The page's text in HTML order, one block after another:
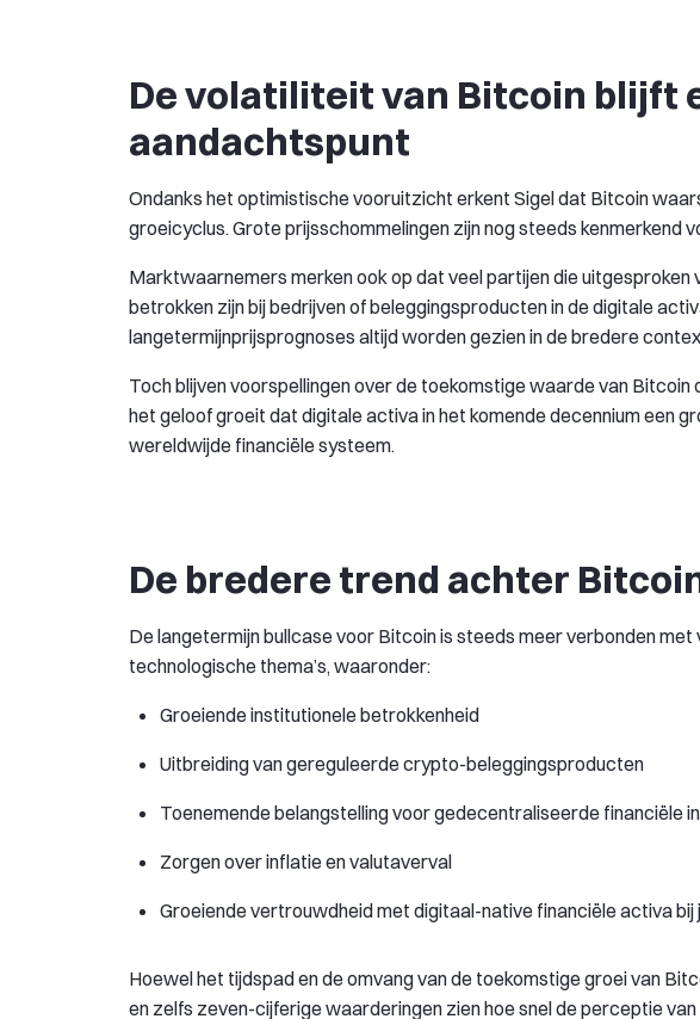
De volatiliteit van Bitcoin blijft
aandachtspunt
Ondanks het optimistische vooruitzicht erkent Sigel dat Bitcoin
groeicyclus. Grote prijsschommelingen zijn nog steeds kenmerkend
Marktwaarnemers merken ook op dat veel partijen die
betrokken zijn bij bedrijven of beleggingsproducten in de digitale
langetermijnprijsprognoses altijd worden gezien in de bredere
Toch blijven voorspellingen over de toekomstige waarde van
het geloof groeit dat digitale activa in het komende decennium een
wereldwijde financiële systeem.
De bredere trend achter
De langetermijn bullcase voor Bitcoin is steeds meer verbonden
technologische thema’s, waaronder:
Groeiende institutionele betrokkenheid
Uitbreiding van gereguleerde crypto-beleggingsproducten
Toenemende belangstelling voor gedecentraliseerde financiële
Zorgen over inflatie en valutaverval
Groeiende vertrouwdheid met digitaal-native financiële activa bij
Hoewel het tijdspad en de omvang van de toekomstige groei van
en zelfs zeven-cijferige waarderingen zien hoe snel de perceptie